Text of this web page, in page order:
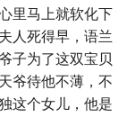
里马上就软化下
人死得早，语兰
子为了这双宝贝
爷待他不薄，不
这个女儿，他是